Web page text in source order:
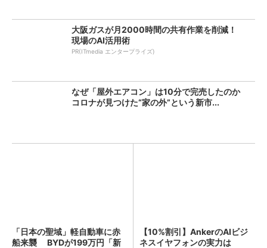
大阪ガスが月2000時間の共有作業を削減！
現場のAI活用術
PR(ITmedia エンタープライズ)
なぜ「屋外エアコン」は10分で完売したのか
コロナが見つけた“家の外”という新市...
「日本の聖域」軽自動車に赤
船来襲 BYDが199万円「新
【10%割引】AnkerのAIビジ
ネスイヤフォンの実力は